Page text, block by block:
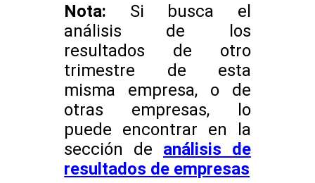
Nota: Si busca el
análisis de los
resultados de otro
trimestre de esta
misma empresa, o de
otras empresas, lo
puede encontrar en la
sección de análisis de
resultados de empresas